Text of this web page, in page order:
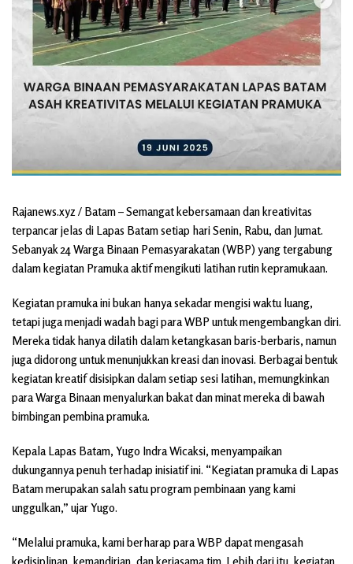
Rajanews.xyz / Batam – Semangat kebersamaan dan kreativitas
terpancar jelas di Lapas Batam setiap hari Senin, Rabu, dan Jumat.
Sebanyak 24 Warga Binaan Pemasyarakatan (WBP) yang tergabung
dalam kegiatan Pramuka aktif mengikuti latihan rutin kepramukaan.
Kegiatan pramuka ini bukan hanya sekadar mengisi waktu luang,
tetapi juga menjadi wadah bagi para WBP untuk mengembangkan diri.
Mereka tidak hanya dilatih dalam ketangkasan baris-berbaris, namun
juga didorong untuk menunjukkan kreasi dan inovasi. Berbagai bentuk
kegiatan kreatif disisipkan dalam setiap sesi latihan, memungkinkan
para Warga Binaan menyalurkan bakat dan minat mereka di bawah
bimbingan pembina pramuka.
Kepala Lapas Batam, Yugo Indra Wicaksi, menyampaikan
dukungannya penuh terhadap inisiatif ini. “Kegiatan pramuka di Lapas
Batam merupakan salah satu program pembinaan yang kami
unggulkan,” ujar Yugo.
“Melalui pramuka, kami berharap para WBP dapat mengasah